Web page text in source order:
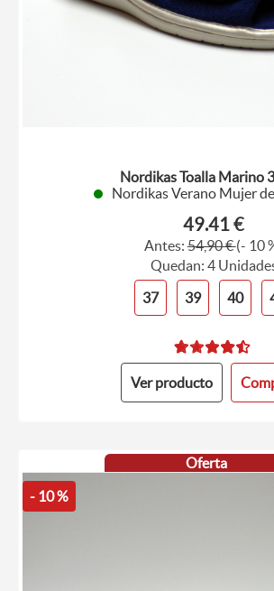
Nordikas Toalla Marino
Nordikas Verano Mujer
49.41 €
Antes:54,90 €(- 10
Quedan: 4
37
39 40
Ver producto
Oferta
- 10 %